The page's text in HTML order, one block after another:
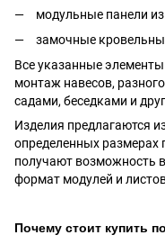
модульные панели
замочные
Все указанные
монтаж навесов,
садами, беседками и
Изделия предлагаются
определенных размерах
получают возможность
формат модулей и
Почему стоит купить